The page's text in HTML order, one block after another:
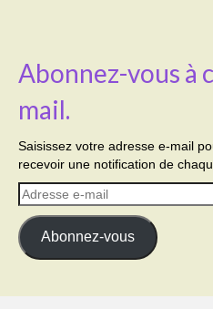
Abonnez-vous à
mail.
Saisissez votre adresse e-mail
recevoir une notification de
Adresse
e-
mail
Abonnez-vous